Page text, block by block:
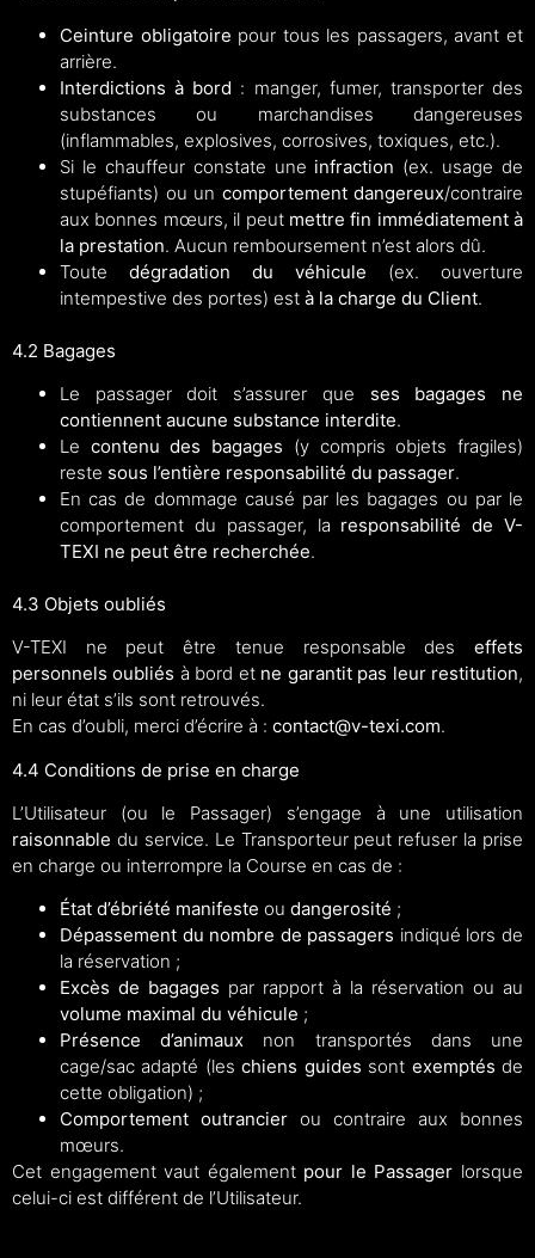
Ceinture obligatoire pour tous les passagers, avant et
arrière.
Interdictions à bord : manger, fumer, transporter des
substances ou marchandises dangereuses
(inflammables, explosives, corrosives, toxiques, etc.).
Si le chauffeur constate une infraction (ex. usage de
stupéfiants) ou un comportement dangereux/contraire
aux bonnes mœurs, il peut mettre fin immédiatement à
la prestation. Aucun remboursement n’est alors dû.
Toute dégradation du véhicule (ex. ouverture
intempestive des portes) est à la charge du Client.
4.2 Bagages
Le passager doit s’assurer que ses bagages ne
contiennent aucune substance interdite.
Le contenu des bagages (y compris objets fragiles)
reste sous l’entière responsabilité du passager.
En cas de dommage causé par les bagages ou par le
comportement du passager, la responsabilité de V-
TEXI ne peut être recherchée.
4.3 Objets oubliés
V-TEXI ne peut être tenue responsable des effets
personnels oubliés à bord et ne garantit pas leur restitution,
ni leur état s’ils sont retrouvés.
En cas d’oubli, merci d’écrire à : contact@v-texi.com.
4.4 Conditions de prise en charge
L’Utilisateur (ou le Passager) s’engage à une utilisation
raisonnable du service. Le Transporteur peut refuser la prise
en charge ou interrompre la Course en cas de :
État d’ébriété manifeste ou dangerosité ;
Dépassement du nombre de passagers indiqué lors de
la réservation ;
Excès de bagages par rapport à la réservation ou au
volume maximal du véhicule ;
Présence d’animaux non transportés dans une
cage/sac adapté (leschiens guides sont exemptés de
cette obligation) ;
Comportement outrancier ou contraire aux bonnes
mœurs.
Cet engagement vaut également pour le Passager lorsque
celui-ci est différent de l’Utilisateur.